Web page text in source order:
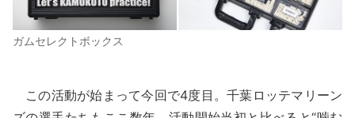
ガムセレクトボックス
この活動が始まって今回で4度目。千葉ロッテマリーン